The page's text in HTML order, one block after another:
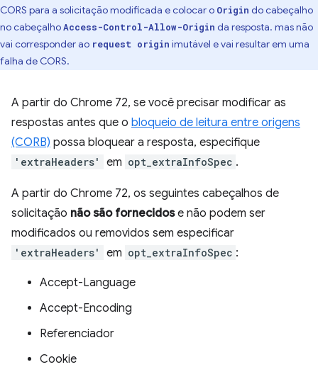
CORS para a solicitação modificada e colocar o Origin do cabeçalho
no cabeçalhoAccess-Control-Allow-Origin da resposta. mas não
vai corresponder ao request origin imutável e vai resultar em uma
falha de CORS.
A partir do Chrome 72, se você precisar modificar as
respostas antes que o bloqueio de leitura entre origens
(CORB) possa bloquear a resposta, especifique
'extraHeaders' em opt_extraInfoSpec .
A partir do Chrome 72, os seguintes cabeçalhos de
solicitação não são fornecidose não podem ser
modificados ou removidos sem especificar
'extraHeaders' em opt_extraInfoSpec :
Accept-Language
Accept-Encoding
Referenciador
Cookie